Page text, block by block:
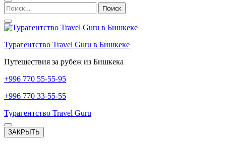
Найти:
Турагентство Travel Guru в Бишкеке
Путешествия за рубеж из Бишкека
+996 770 55-55-95
+996 770 33-55-55
Турагентство Travel Guru
ЗАКРЫТЬ